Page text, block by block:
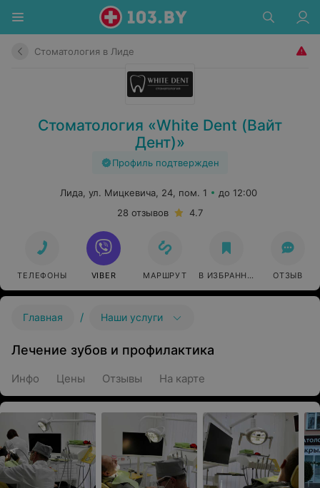
Стоматология в Лиде
Стоматология «White Dent (Вайт
Дент)»
Профиль подтвержден
Лида, ул. Мицкевича, 24, пом. 1
до 12:00
28 отзывов
4.7
ТЕЛЕФОНЫ VIBER МАРШРУТ В ИЗБРАННОЕ ОТЗЫВ
Главная / Наши услуги
Лечение зубов и профилактика
Инфо Цены Отзывы На карте